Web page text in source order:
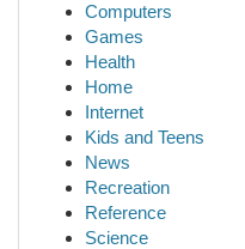
Computers
Games
Health
Home
Internet
Kids and Teens
News
Recreation
Reference
Science